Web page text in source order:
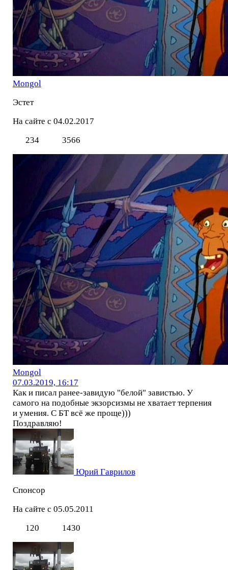
Mоngol
Эстет
На сайте с 04.02.2017
234
3566
Mоngol
07.03.2019, 16:17
Как и писал ранее-завидую "белой" завистью. У
самого на подобные экзорсизмы не хватает терпения
и умения. С БТ всё же проще)))
Поздравляю!
Юрий Гаврилов
Спонсор
На сайте с 05.05.2011
120
1430